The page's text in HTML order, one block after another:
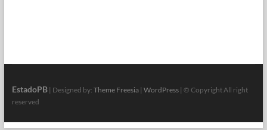
EstadoPB| Designed by: Theme Freesia| WordPress| © Copyright All right
reserved